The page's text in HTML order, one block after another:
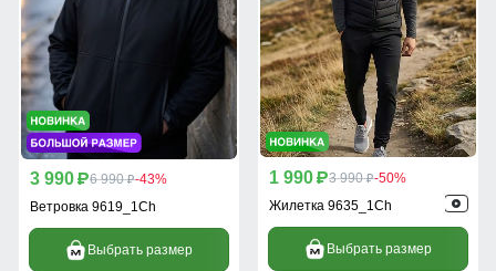
3 990 p6 990 p-43%
Ветровка 9619_1Ch
Выбрать размер
1 990 p3 990 p-50%
Жилетка 9635_1Ch
Выбрать размер